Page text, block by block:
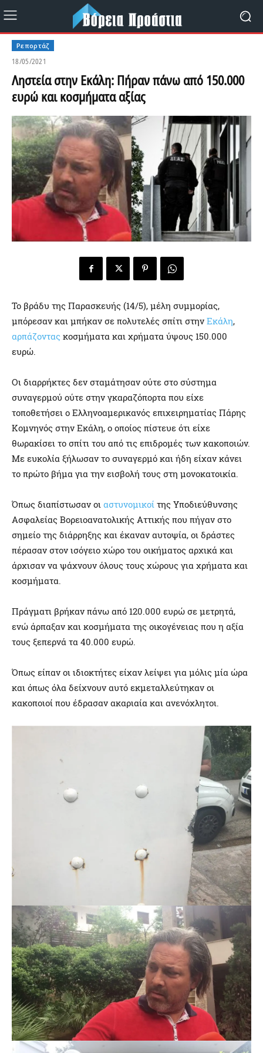
Ρεπορτάζ
18/05/2021
Ληστεία στην Εκάλη: Πήραν πάνω από 150.000
ευρώ και κοσμήματα αξίας
Το βράδυ της Παρασκευής (14/5), μέλη συμμορίας,
μπόρεσαν και μπήκαν σε πολυτελές σπίτι στην Εκάλη,
αρπάζοντας κοσμήματα και χρήματα ύψους 150.000
ευρώ.
Οι διαρρήκτες δεν σταμάτησαν ούτε στο σύστημα
συναγερμού ούτε στην γκαραζόπορτα που είχε
τοποθετήσει ο Ελληνοαμερικανός επιχειρηματίας Πάρης
Κομνηνός στην Εκάλη, ο οποίος πίστευε ότι είχε
θωρακίσει το σπίτι του από τις επιδρομές των κακοποιών.
Με ευκολία ξήλωσαν το συναγερμό και ήδη είχαν κάνει
το πρώτο βήμα για την εισβολή τους στη μονοκατοικία.
Όπως διαπίστωσαν οι αστυνομικοί της Υποδιεύθυνσης
Ασφαλείας Βορειοανατολικής Αττικής που πήγαν στο
σημείο της διάρρηξης και έκαναν αυτοψία, οι δράστες
πέρασαν στον ισόγειο χώρο του οικήματος αρχικά και
άρχισαν να ψάχνουν όλους τους χώρους για χρήματα και
κοσμήματα.
Πράγματι βρήκαν πάνω από 120.000 ευρώ σε μετρητά,
ενώ άρπαξαν και κοσμήματα της οικογένειας που η αξία
τους ξεπερνά τα 40.000 ευρώ.
Όπως είπαν οι ιδιοκτήτες είχαν λείψει για μόλις μία ώρα
και όπως όλα δείχνουν αυτό εκμεταλλεύτηκαν οι
κακοποιοί που έδρασαν ακαριαία και ανενόχλητοι.